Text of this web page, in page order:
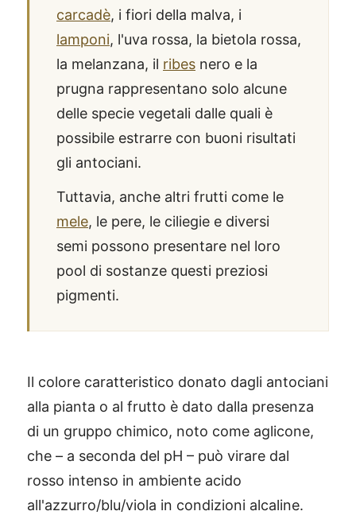
carcadè, i fiori della malva, i
lamponi, l'uva rossa, la bietola rossa,
la melanzana, il ribes nero e la
prugna rappresentano solo alcune
delle specie vegetali dalle quali è
possibile estrarre con buoni risultati
gli antociani.
Tuttavia, anche altri frutti come le
mele, le pere, le ciliegie e diversi
semi possono presentare nel loro
pool di sostanze questi preziosi
pigmenti.
Il colore caratteristico donato dagli antociani
alla pianta o al frutto è dato dalla presenza
di un gruppo chimico, noto come aglicone,
che – a seconda del pH – può virare dal
rosso intenso in ambiente acido
all'azzurro/blu/viola in condizioni alcaline.